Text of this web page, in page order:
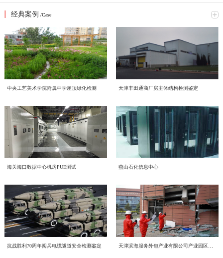
与实战演练活动，推动安全理念入脑入心、安全责任落地生根。01 强化理论赋
能 筑牢思想根基活动期间，中心围绕安全生产法律法规、风险辨识与隐患排
查、应急处置规范等核心内容，组织全员开展系统性安全理论知识培训。通过精
准授课、案例剖析、要点解读，切实提升全体从业人员的安全素养、风险防范意
识和现场应急处置能力，从思想上拧紧 “安全阀”。02 聚焦实战演练 提升应急能
力以隐患识别、应急处置、逃生避险为重点，中心组织开展数字推演、实战模拟
及综合应急演练。通过贴近真实场景的实操训练，进一步检验预案、磨合机制、
锻炼队伍，全面提升基层一线应急管理水平和快速响应能力，确保关键时刻拉得
出、冲得上、打得赢。03 浓厚宣传氛围 扩大安全覆盖中心积极拓宽宣传渠道，
区、施工现场等醒目位置张贴主题海报、悬挂宣传标语。全方位、多角度营
造“人人关注安全、人人参与安全、人人守护安全” 的浓厚氛围，让安全意识随处
可见、深入人心。安全无小事，责任大于天。下一步，中心将以此次 “安全生产
月” 为契机，持续深化隐患排查整治，常态化抓实安全管理，不断筑牢安全生产
坚固防线，全力确保中电投检测中心安全生产形势持续稳定向好！
网络安全意识形态工作专题学习和研究
为深入贯彻落实 2026 年度网络专项行动部署要求，持续深化习近平总书记关于
网络空间治理重要论述学习贯彻，压紧压实网络意识形态工作责任，中电投工程
研究检测评定中心有限公司（以下简称“中心”）党总支召开专题支委会，集中研
究网络意识形态重点工作，全面梳理工作提升方向、明确落实举措。结合本次会
议精神，形成专题学习研讨材料如下：一、提高政治站位，深刻认识网络意识形
态工作核心意义互联网是意识形态斗争的主阵地、主战场、最前沿，网络意识形
态安全直接关系政治安全、舆论安全和单位长远发展。习近平总书记深刻指
出；“过不了互联网这一关，就过不了长期执政这一关，必须坚持正能量是总要
风清气正的网络空间”。中心运营自有新媒体宣传平台，党员、职工线上交流、
对外业务宣传频次高，各类线上内容发布、网络言论行为都直接代表单位形象、
传导价值导向。全体党员干部要切实提高政治判断力、政治领悟力、政治执行
力，摒弃 “重业务、轻网信” 的片面认知，把网络意识形态工作摆在党建重点位
置，坚持守土有责、守土负责、守土尽责，牢牢管好、守好、用好各类网络阵
地。二、对标专项部署，明晰网络意识形态两大重点工作任务会议传达上级
2026 年度网络专项行动工作要求，结合中心运营管理实际，梳理当前网络意识
程，刚性落实 “三校三审” 机制新媒体是对外宣传、传递单位声音的重要载体，
内容导向容不得半点疏漏。将继续完善中心自有新媒体平台信息发布全流程管控
体系，严格执行 “三校三审” 制度，实现内容发布闭环管理。1. 严格执行 “三校三
审” 制度：落实三级审核流程，每一级审核均留存书面或线上审核记录，做到全
程可追溯；2. 严把内容导向关口：所有对外发布图文、短视频、工作动态、宣传
材料，必须坚守正确政治方向、舆论导向、价值取向，重点核查政策表述、行业
宣传、对外口径，杜绝模糊表述、片面化表达、导向偏差内容上线；3. 常态化开
节能新起点，低碳向未来！
2026年6月16日，中电投检测中心以线上线下相结合的形式，开展了一场主题鲜
明的环保知识学习活动，积极响应2026年全国低碳日“绿色转型 全民同行”主题号
召。一、三部宣传片，共学绿色理念 本次学习重点围绕三部权威宣传片展开，
三部宣传片，视角不同、侧重各异，但指向同一个目标——让绿色低碳成为每个
部发布，紧扣今年全国低碳日主题，号召全社会共同参与绿色转型，强调低碳发
展不是选择题，而是必答题。 2026年全国节能宣传周“节能新起点 低碳向未
来”主题视频 聚焦工业和信息化系统节能降碳实践，展示各领域在节能提效、绿
色制造方面的探索与成果，为行业绿色发展提供方向指引。 2026年公共机构节
能降碳《守望未来》主题宣传片 以公共机构为切入点，讲述节能降碳背后的责
任与担当，传递"节约资源就是守护未来"的理念，展现公共机构在绿色转型中的
示范引领作用。二、立足"十五五"，践行全流程绿色理念在中国电子工程设计院
运维全流程践行绿色发展理念。 设计阶段，优先采用节能环保技术方案，从源
头降低碳排放； 施工阶段，严控资源消耗与废弃物排放，推动绿色建造落地；
运维阶段，持续优化能源管理，以精细化运营实现长效减碳。三、从点滴做起，
共建低碳企业节能不是口号，而是每一天的行动：节约每一度电，珍惜每一张
纸，选择绿色出行让我们携手共建低碳企业，为美丽中国贡献力量！
喜报！中电投工程研究检测评定中心成功获批CNAS温室气体
近日，中电投工程研究检测评定中心有限公司（以下简称中心）顺利通过中国合
认可资质，认可注册号为CNAS VV048-EI。此次资质的成功获批，标志着中心
温室气体核查、碳资产管理与低碳技术服务能力正式获得国家级、国际化权威认
可，核心技术实力与合规服务水平迈入行业先进梯队。 中国合格评定国家认可
委员会（CNAS）是国内权威的实验室与检验检测机构认可机构，其认可资质具
备国际互认效力，严格遵循ISO 14064系列国际标准及国家温室气体审定核查相
权威性的核心标杆，获得该项认可意味着机构出具的温室气体审定、核查结果可
中，CNAS评审组通过资料审核、现场核查、体系核查等多维度、全流程严苛评
审，对中心温室气体量化核算、排放核查、数据溯源管理、质量管理体系等核心
能力进行全面核验。评审组充分肯定了中心在低碳技术领域的专业积累、完善的
管理程序以及严谨的技术服务流程，最终确认中心完全符合温室气体审定与核查
机构认可规范要求，准予获批相关认可资质。 作为深耕工程检测、评定与绿色
低碳技术服务领域的专业机构，中电投工程研究检测评定中心有限公司长期聚
赋能合规高质量发展 中电投检测中心承接国投健康公司启动
质量、环境、职业健康安全管理体系建设工作
为进一步规范集团内企业经营管理、夯实合规运营根基、提升产业服务质效，助
力企业高质量、可持续、安全化发展，中国电子工程设计院股份有限公司全资子
公司中电投工程研究检测评定中心有限公司（以下简称“中电投检测中心”）承接
了国投健康产业投资有限公司（以下简称“国投健康”）质量、环境、职业健康安
全管理三体系建设项目。并于近日组织召开质量、环境、职业健康安全管理三体
9001:2015质量管理体系、GB/T 24001-2016/ISO 14001:2015环境管理体系、GB/T
45001-2020/ISO 45001:2018职业健康安全管理体系。结合标准条款和国投健康运
营服务核心业务场景，启动会明确了体系文件编制、流程梳理、审核认证等全流
程工作安排，确保体系建设贴合企业实际经营情况，真正实现标准化落地、常态
化运行、长效化赋能。作为本次三体系建设工作的技术支撑单位，中电投检测中
心将持续推进国投健康三体系建设、运行、认证工作，以标准化管理赋能健康产
业高质量发展，助力国投健康全力打造管理规范、服务优质、安全可控、可持续
CECS协会标准《电子工业化学品系统验收标准（送审稿）》
审查会顺利召开
近日，由中国电子工程设计院股份有限公司国家电子工程建筑及环境性能质量检
（送审稿）》（以下简称《标准》）审查会在北京召开。近年来，随着国内半导
体集成电路、平板显示等行业的快速发展，高纯化学品系统作为整个电子工程建
设的重要组成部分，建设需求日益增加、技术要求不断提升。而目前国内涉及化
学品系统质量和验收细则的标准缺失，现行GB 50781、等标准多是从设计、建
造的角度，对电子工业气体系统进行技术规定，从质量控制角度目前的做法基本
是引用SEMI、ASTM等国外标准，一方面缺少技术一致性，另一方面制约了国
内相关产业的发展。本标准从立项开始，就得到了CECS 电子工程分会的大力支
中电投检测中心为工业建筑进行火灾后检测鉴定—全维度检
测+仿真分析
近期，我中心针对某电厂烟囱火灾事件完成全面检测鉴定工作。本次鉴定严格依
据《火灾后工程结构鉴定标准》《烟囱工程技术标准》《工业建筑可靠性鉴定标
准》等国家标准，通过实体检测、温度场仿真、力学分析等多维度评估，明确烟
囱结构现状及后续处置方向，为电厂安全生产提供科学支撑。（1）全维度检测
覆盖 核心指标符合规范本次检测首先核查烟囱结构体系及平面布置，确认该钢
环境噪声检测，守护城市声环境质量
随着我国经济发展和城市化进程的加速，噪声污染已成为现代社会中一个日益突
经典案例 /Case
中央工艺美术学院附属中学屋顶绿化检测 天津丰田通商厂房主体结构检测鉴定
海关海口数据中心机房PUE测试 燕山石化信息中心
抗战胜利70周年阅兵电缆隧道安全检测鉴定